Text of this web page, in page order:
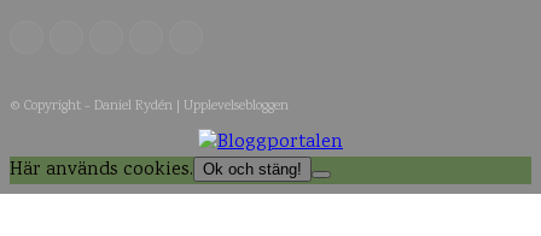
© Copyright - Daniel Rydén | Upplevelsebloggen
Här används cookies. Ok och stäng!